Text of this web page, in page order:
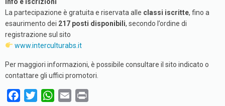
La partecipazione è gratuita e riservata alle classi iscritte, fino a
esaurimento dei 217 posti disponibili, secondo l’ordine di
registrazione sul sito
www.interculturabs.it
Per maggiori informazioni, è possibile consultare il sito indicato o
contattare gli uffici promotori.
W